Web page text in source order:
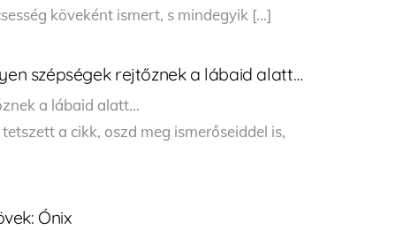
köveként ismert, s mindegyik […]
szépségek rejtőznek a lábaid alatt…
a lábaid alatt…
a cikk, oszd meg ismerőseiddel is,
Ónix